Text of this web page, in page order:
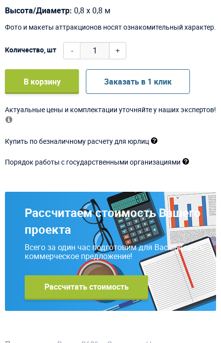
Высота/Диаметр: 0,8 х 0,8 м
Фото и макеты аттракционов носят ознакомительный характер.
Количество, шт - +
В корзину Заказать в 1 клик
Актуальные цены и комплектации уточняйте у наших экспертов!
Купить по безналичному расчету для юрлиц
Порядок работы с государственными организациями
Рассчитаем стоимость Вашего
проекта
Всего за один час подготовим для Вас выгодное
коммерческое предложение!
Рассчитать стоимость